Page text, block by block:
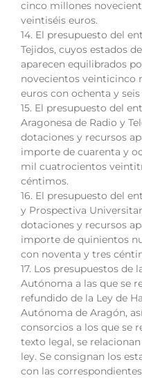
cinco millones
veintiséis euros.
14. El presupuesto del
Tejidos, cuyos estados
aparecen equilibrados
novecientos veinticinco
euros con ochenta y
15. El presupuesto del
Aragonesa de Radio y
dotaciones y recursos
importe de cuarenta y
mil cuatrocientos
céntimos.
16. El presupuesto del
y Prospectiva
dotaciones y recursos
importe de quinientos
con noventa y tres
17. Los presupuestos de
Autónoma a las que se
refundido de la Ley de
Autónoma de Aragón,
consorcios a los que se
texto legal, se
ley. Se consignan los
con las